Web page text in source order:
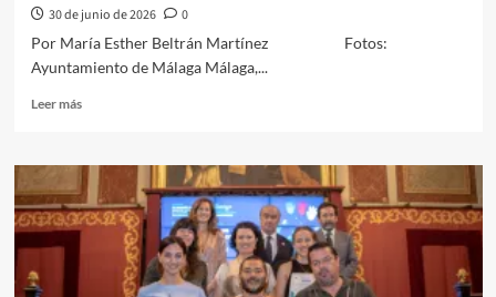
30 de junio de 2026
0
Por María Esther Beltrán Martínez Fotos:
Ayuntamiento de Málaga Málaga,...
Leer másLeer
El
amanecer
de
San
cuando